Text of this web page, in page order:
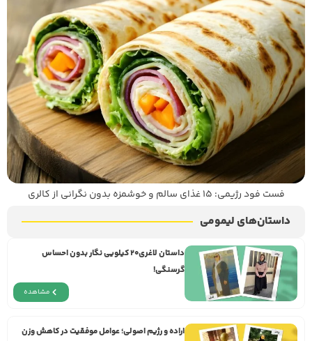
فست فود رژیمی: ۱۵ غذای سالم و خوشمزه بدون نگرانی از کالری
داستان‌های لیمومی
داستان لاغری۲۰ کیلویی نگار بدون احساس
گرسنگی!
مشاهده
اراده و رژيم اصولی؛ عوامل موفقیت در کاهش وزن